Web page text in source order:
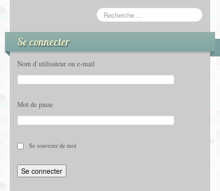
v
e
e
v
é
n
e
m
e
n
t
Se connecter
Nom d’utilisateur ou e-mail
Mot de passe
Se souvenir de moi